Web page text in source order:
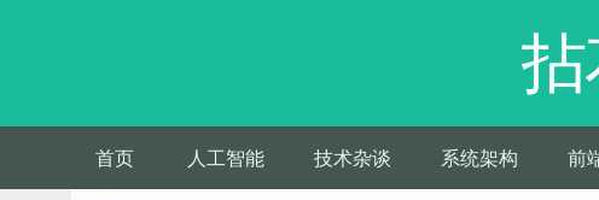
首页 人工智能 技术杂谈 系统架构 前